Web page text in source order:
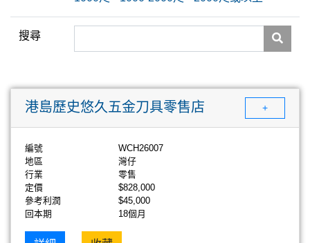
搜尋
港島歷史悠久五金刀具零售店 +
編號
WCH26007
地區
灣仔
行業
零售
定價
$828,000
參考利潤
$45,000
回本期
18個月